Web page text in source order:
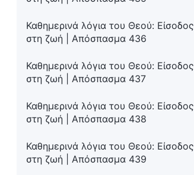
Καθημερινά λόγια του Θεού: Είσοδος
στη ζωή | Απόσπασμα 436
Καθημερινά λόγια του Θεού: Είσοδος
στη ζωή | Απόσπασμα 437
Καθημερινά λόγια του Θεού: Είσοδος
στη ζωή | Απόσπασμα 438
Καθημερινά λόγια του Θεού: Είσοδος
στη ζωή | Απόσπασμα 439